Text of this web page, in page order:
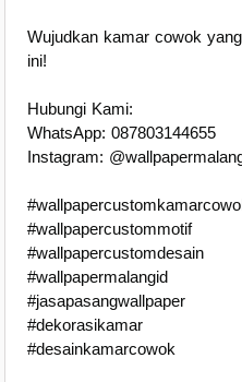
Wujudkan kamar cowok
ini!
Hubungi Kami:
WhatsApp: 087803144655
Instagram:
#wallpapercustommotif
#wallpapercustomdesain
#wallpapermalangid
#jasapasangwallpaper
#dekorasikamar
#desainkamarcowok